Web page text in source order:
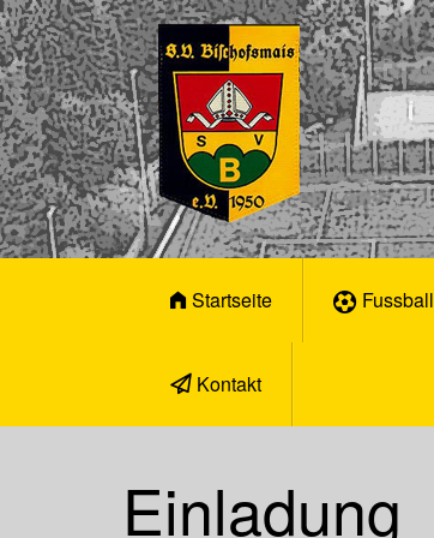
Skip to content
Startseite Fussball
Kontakt
Einladung